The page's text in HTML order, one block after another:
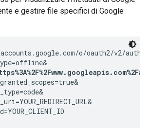
e gestire file specifici di Google
o/oauth2/v2/auth?